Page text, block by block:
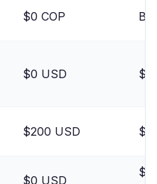
$0 COP
$0 USD $0
$200 USD $0
$0 USD
$0